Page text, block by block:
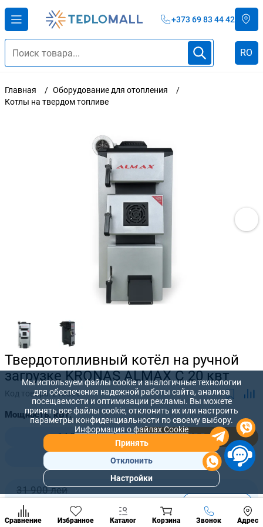
+373 69 83 44 42
RO
Главная
Оборудование для отопления
Котлы на твердом топливе
Твердотопливный котёл на ручной
загрузке KRONAS ALMAX C 20 квт
Код товара:213599
Мощность, кВт:
14,0
20,0
31 900 лей
29 000лей - +
Сравнение Избранное Каталог Корзина Звонок Адрес
Позвонить
разделы
Мы используем файлы cookie и аналогичные технологии
для обеспечения надежной работы сайта, анализа
посещаемости и оптимизации рекламы. Вы можете
принять все файлы cookie, отклонить их или настроить
параметры конфиденциальности по своему выбору.
Информация о файлах Cookie
Принять
Отклонить
Настройки